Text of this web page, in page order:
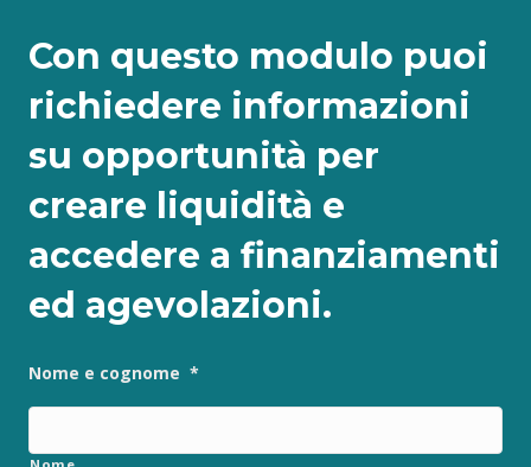
Con questo modulo puoi
richiedere informazioni
su opportunità per
creare liquidità e
accedere a finanziamenti
ed agevolazioni.
Nome e cognome *